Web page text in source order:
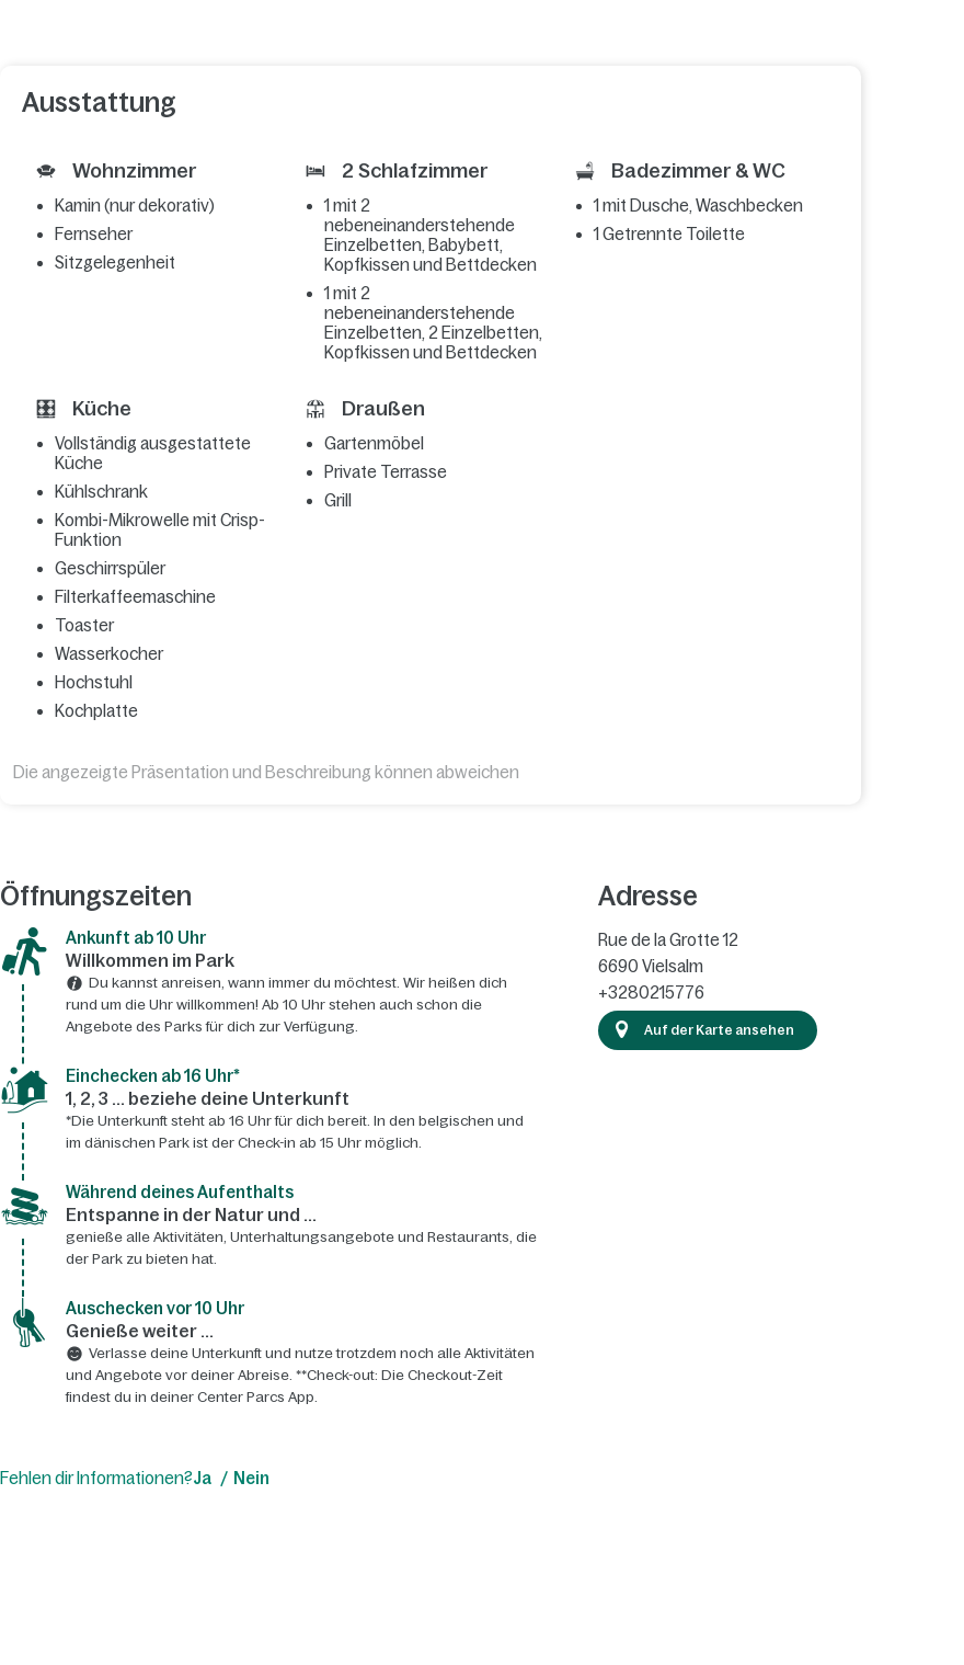
Ausstattung
Wohnzimmer
Kamin (nur dekorativ)
Fernseher
Sitzgelegenheit
2 Schlafzimmer
1 mit 2
nebeneinanderstehende
Einzelbetten, Babybett,
Kopfkissen und Bettdecken
1 mit 2
nebeneinanderstehende
Einzelbetten, 2 Einzelbetten,
Kopfkissen und Bettdecken
Badezimmer & WC
1 mit Dusche, Waschbecken
1 Getrennte Toilette
Küche
Vollständig ausgestattete
Küche
Kühlschrank
Kombi-Mikrowelle mit Crisp-
Funktion
Geschirrspüler
Filterkaffeemaschine
Toaster
Wasserkocher
Hochstuhl
Kochplatte
Draußen
Gartenmöbel
Private Terrasse
Grill
Die angezeigte Präsentation und Beschreibung können abweichen
Öffnungszeiten
Ankunft ab 10 Uhr
Willkommen im Park
Du kannst anreisen, wann immer du möchtest. Wir heißen dich
rund um die Uhr willkommen! Ab 10 Uhr stehen auch schon die
Angebote des Parks für dich zur Verfügung.
Einchecken ab 16 Uhr*
1, 2, 3 ... beziehe deine Unterkunft
*Die Unterkunft steht ab 16 Uhr für dich bereit. In den belgischen und
im dänischen Park ist der Check-in ab 15 Uhr möglich.
Während deines Aufenthalts
Entspanne in der Natur und ...
genieße alle Aktivitäten, Unterhaltungsangebote und Restaurants, die
der Park zu bieten hat.
Auschecken vor 10 Uhr
Genieße weiter ...
Verlasse deine Unterkunft und nutze trotzdem noch alle Aktivitäten
und Angebote vor deiner Abreise. **Check-out: Die Checkout-Zeit
findest du in deiner Center Parcs App.
Adresse
Rue de la Grotte 12
6690 Vielsalm
+3280215776
Auf der Karte ansehen
Fehlen dir Informationen?Ja Nein